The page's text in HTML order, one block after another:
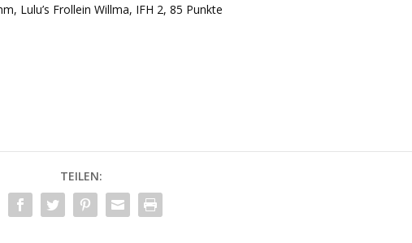
Lulu’s Frollein Willma, IFH 2, 85 Punkte
TEILEN: